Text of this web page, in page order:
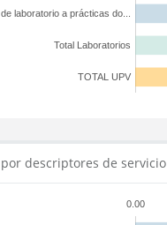
TOTAL UPV
Total Laboratorios
laboratorio a prácticas do...
descriptores de servicio
0.00